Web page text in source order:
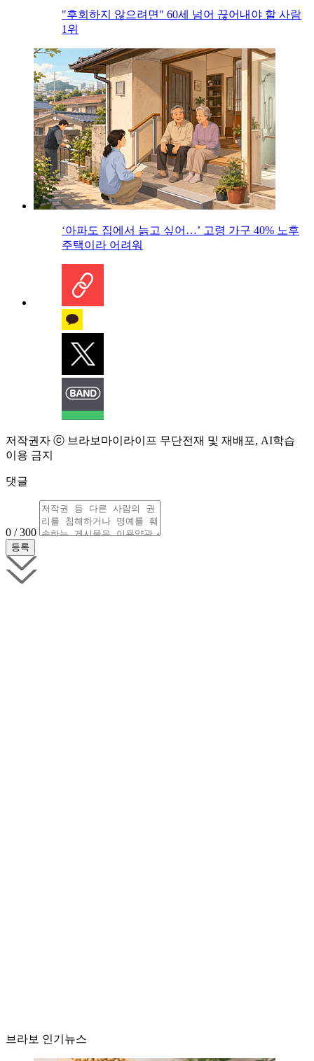
"후회하지 않으려면" 60세 넘어 끊어내야 할 사람
1위
‘아파도 집에서 늙고 싶어…’ 고령 가구 40% 노후
주택이라 어려워
저작권자 ⓒ 브라보마이라이프 무단전재 및 재배포, AI학습
이용 금지
댓글
0 / 300
브라보 인기뉴스